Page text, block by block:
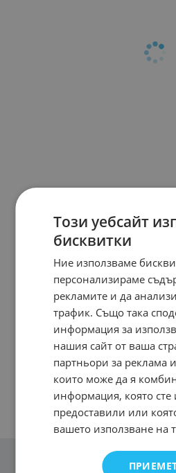
Този уебсайт
бисквитки
Ние използваме
персонализираме
рекламите и да
трафик. Също така
информация за
нашия сайт от ваша
партньори за реклама
които може да я
информация, която сте
предоставили или
вашето използване на